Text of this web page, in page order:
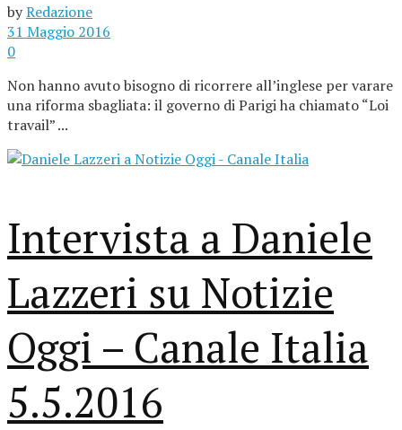
byRedazione
31 Maggio 2016
0
Non hanno avuto bisogno di ricorrere all’inglese per varare
una riforma sbagliata: il governo di Parigi ha chiamato “Loi
travail” ...
Intervista a Daniele
Lazzeri su Notizie
Oggi – Canale Italia
5.5.2016